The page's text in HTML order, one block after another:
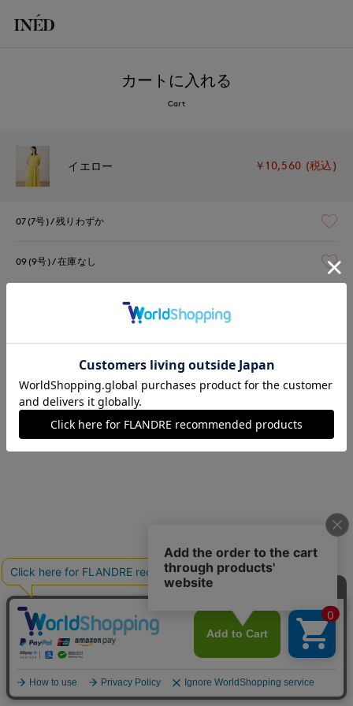
カートに入れる
Cart
イエロー ￥10,560 (税込)
07(7号) 残りわずか
09(9号) 在庫なし